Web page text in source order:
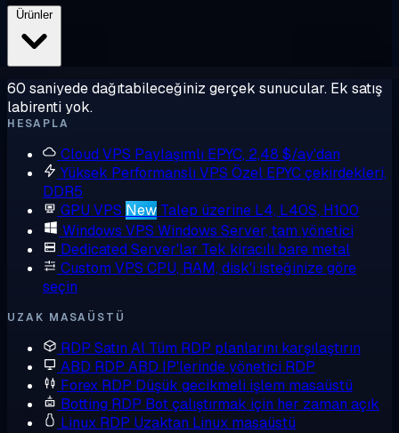
Ürünler
60 saniyede dağıtabileceğiniz gerçek sunucular. Ek satış
labirenti yok.
HESAPLA
Cloud VPS Paylaşımlı EPYC, 2,48 $/ay'dan
Yüksek Performanslı VPS Özel EPYC çekirdekleri,
DDR5
GPU VPS New Talep üzerine L4, L40S, H100
Windows VPS Windows Server, tam yönetici
Dedicated Server'lar Tek kiracılı bare metal
Custom VPS CPU, RAM, disk'i isteğinize göre
seçin
UZAK MASAÜSTÜ
RDP Satın Al Tüm RDP planlarını karşılaştırın
ABD RDP ABD IP'lerinde yönetici RDP
Forex RDP Düşük gecikmeli işlem masaüstü
Botting RDP Bot çalıştırmak için her zaman açık
Linux RDP Uzaktan Linux masaüstü